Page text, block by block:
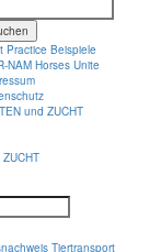
Practice Beispiele
NAM Horses Unite
und ZUCHT
Tiertransport